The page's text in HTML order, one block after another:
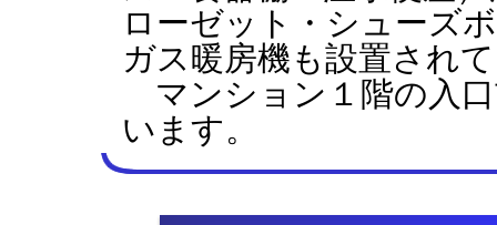
ローゼット・シューズ
ガス暖房機も設置され
マンション１階の入
います。